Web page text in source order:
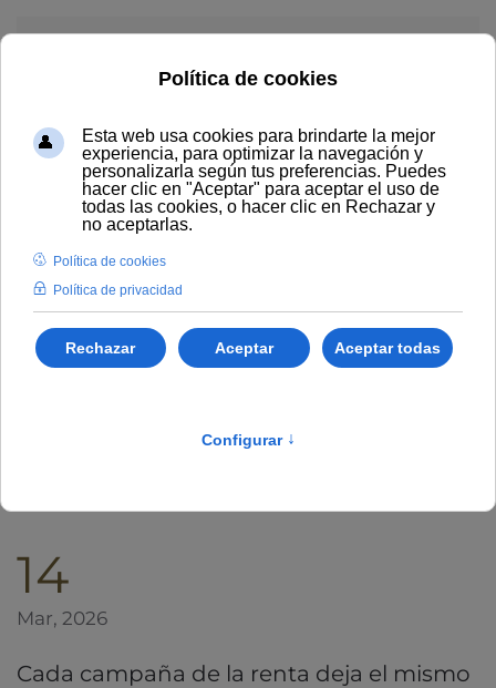
Errores frecuentes en la
declaración de la renta
2025 en Valladolid y cómo
evitarlos
14
Mar, 2026
Cada campaña de la renta deja el mismo